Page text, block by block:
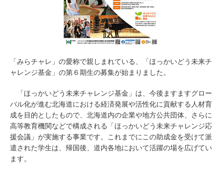
「みらチャレ」の愛称で親しまれている、「ほっかいどう未来チ
ャレンジ基金」の第６期生の募集が始まりました。
「ほっかいどう未来チャレンジ基金」は、今後ますますグロー
バル化が進む北海道における経済発展や活性化に貢献する人材育
成を目的としたもので、北海道内の企業や地方公共団体、さらに
高等教育機関などで構成される「ほっかいどう未来チャレンジ応
援会議」が実施する事業です。これまでにこの助成金を受けて派
遣された学生は、帰国後、道内各地において活躍の場を広げてい
ます。